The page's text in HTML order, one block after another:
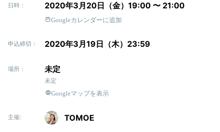
日時： 2020年3月20日（金）19:00 〜 21:00
Googleカレンダーに追加
申込締切： 2020年3月19日（木）23:59
場所： 未定
未定
Googleマップを表示
主催: TOMOE